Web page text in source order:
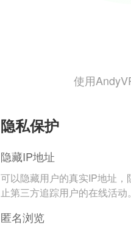
使用
隐私保护
隐藏IP地址
可以隐藏用户的真实IP地址，
止第三方追踪用户的在线活动
匿名浏览